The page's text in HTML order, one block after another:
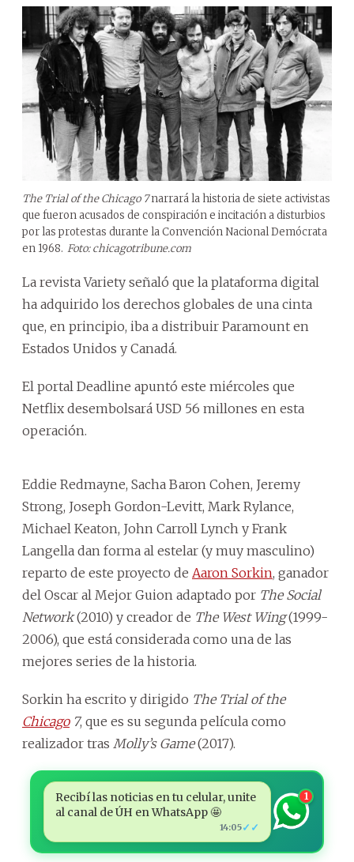
The Trial of the Chicago 7narrará la historia de siete activistas
que fueron acusados de conspiración e incitación a disturbios
por las protestas durante la Convención Nacional Demócrata
en 1968. Foto: chicagotribune.com
La revista Variety señaló que la plataforma digital
ha adquirido los derechos globales de una cinta
que, en principio, iba a distribuir Paramount en
Estados Unidos y Canadá.
El portal Deadline apuntó este miércoles que
Netflix desembolsará USD 56 millones en esta
operación.
Eddie Redmayne, Sacha Baron Cohen, Jeremy
Strong, Joseph Gordon-Levitt, Mark Rylance,
Michael Keaton, John Carroll Lynch y Frank
Langella dan forma al estelar (y muy masculino)
reparto de este proyecto de Aaron Sorkin, ganador
del Oscar al Mejor Guion adaptado por The Social
Network(2010) y creador de The West Wing(1999-
2006), que está considerada como una de las
mejores series de la historia.
Sorkin ha escrito y dirigido The Trial of the
Chicago7, que es su segunda película como
realizador tras Molly’s Game(2017).
Recibí las noticias en tu celular, unite
al canal de ÚH en WhatsApp 🤩
14:05✓✓
1